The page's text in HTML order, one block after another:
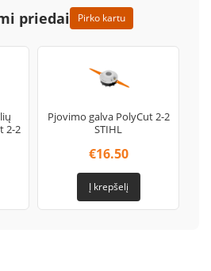
priedai Pirko kartu
2-2
Pjovimo galva PolyCut 2-2
STIHL
€16.50
Į krepšelį